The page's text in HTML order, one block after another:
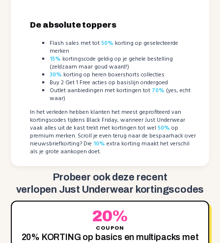
De absolute toppers
Flash sales met tot50% korting op geselecteerde
merken
15% kortingscode geldig op je gehele bestelling
(zeldzaam maar goud waard!)
30% korting op heren boxershorts collecties
Buy 2 Get 1 Free acties op basislijn ondergoed
Outlet aanbiedingen met kortingen tot 70% (yes, echt
waar)
In het verleden hebben klanten het meest geprofiteerd van
kortingscodes tijdens Black Friday, wanneer Just Underwear
vaak alles uit de kast trekt met kortingen tot wel50% op
premium merken. Scroll je even terug naar de bespaarhack over
nieuwsbriefkorting? Die 10% extra korting maakt het verschil
als je grote aankopen doet.
Probeer ook deze recent
verlopen Just Underwear kortingscodes
20%
COUPON
20‌% KORTING op basics en multipacks met